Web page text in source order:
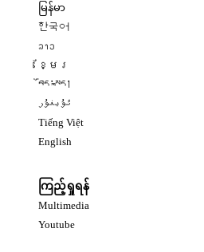
မြန်မာ
한국어
ລາວ
ខ្មែរ
བོད་སྐད།
ئۇيغۇر
Tiếng Việt
English
ကြည့်ရှုရန်
Multimedia
Youtube